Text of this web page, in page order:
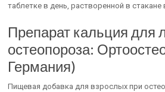
таблетке в день, растворенной в стакане
Препарат кальция для
остеопороза:
Германия)
Пищевая добавка для взрослых при